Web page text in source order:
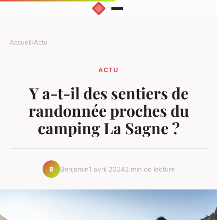
Accueil›Actu
ACTU
Y a-t-il des sentiers de
randonnée proches du
camping La Sagne ?
B Benjamin1 avril 20242 min de lecture